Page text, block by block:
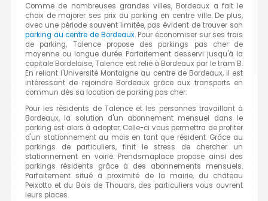
Comme de nombreuses grandes villes, Bordeaux a fait le
choix de majorer ses prix du parking en centre ville. De plus,
avec une période souvent limitée, pas évident de trouver son
parking au centre de Bordeaux. Pour économiser sur ses frais
de parking, Talence propose des parkings pas cher de
moyenne ou longue durée. Parfaitement desservi jusqu'à la
capitale Bordelaise, Talence est relié à Bordeaux par le tram B.
En reliant l'Université Montaigne au centre de Bordeaux, il est
intéressant de rejoindre Bordeaux grâce aux transports en
commun dès sa location de parking pas cher.
Pour les résidents de Talence et les personnes travaillant à
Bordeaux, la solution d'un abonnement mensuel dans le
parking est alors à adopter. Celle-ci vous permettra de profiter
d'un stationnement au mois en tant que résident. Grâce au
parkings de particuliers, finit le stress de chercher un
stationnement en voirie. Prendsmaplace propose ainsi des
parkings résidents grâce à des abonnements mensuels.
Parfaitement situé à proximité de la mairie, du château
Peixotto et du Bois de Thouars, des particuliers vous ouvrent
leurs places.